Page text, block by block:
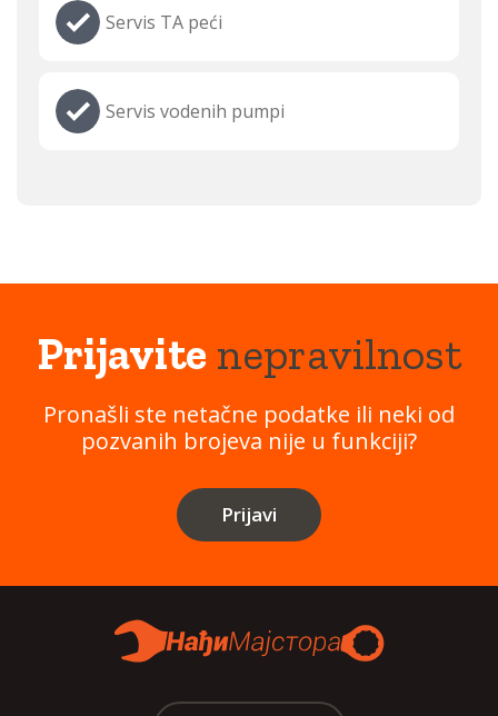
Servis TA peći
Servis vodenih pumpi
Prijavitenepravilnost
Pronašli ste netačne podatke ili neki od
pozvanih brojeva nije u funkciji?
Prijavi